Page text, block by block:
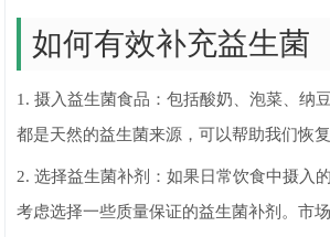
如何有效补充益生菌
1. 摄入益生菌食品：包括酸奶、泡菜、纳
都是天然的益生菌来源，可以帮助我们恢复
2. 选择益生菌补剂：如果日常饮食中摄入
考虑选择一些质量保证的益生菌补剂。市